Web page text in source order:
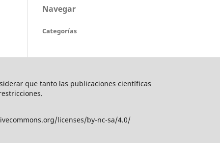
Navegar
Categorías
que tanto las publicaciones científicas
licenses/by-nc-sa/4.0/